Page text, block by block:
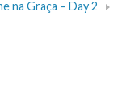
na Graça – Day 2